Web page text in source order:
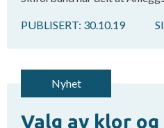
PUBLISERT: 30.10.19
Nyhet
Valg av klor